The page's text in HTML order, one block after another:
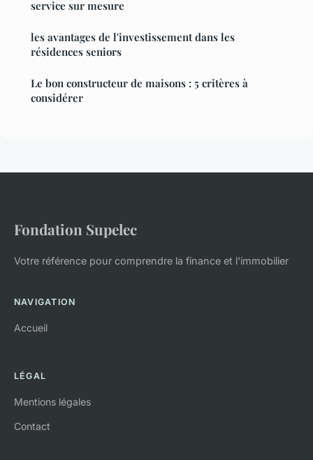
service sur mesure
les avantages de l'investissement dans les
résidences seniors
Le bon constructeur de maisons : 5 critères à
considérer
Fondation Supelec
Votre référence pour comprendre la finance et l'immobilier
NAVIGATION
Accueil
LÉGAL
Mentions légales
Contact